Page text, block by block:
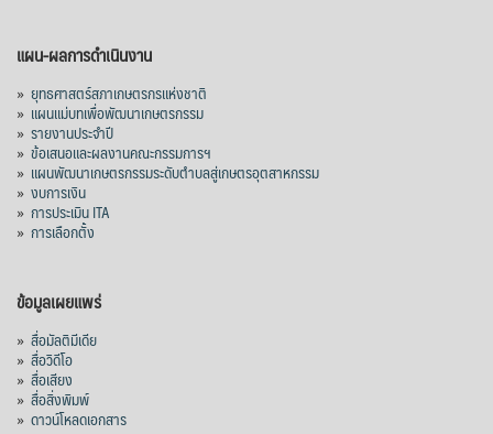
แผน-ผลการดำเนินงาน
» ยุทธศาสตร์สภาเกษตรกรแห่งชาติ
» แผนแม่บทเพื่อพัฒนาเกษตรกรรม
» รายงานประจำปี
» ข้อเสนอและผลงานคณะกรรมการฯ
» แผนพัฒนาเกษตรกรรมระดับตำบลสู่เกษตรอุตสาหกรรม
» งบการเงิน
» การประเมิน ITA
» การเลือกตั้ง
ข้อมูลเผยแพร่
» สื่อมัลติมีเดีย
» สื่อวิดีโอ
» สื่อเสียง
» สื่อสิ่งพิมพ์
» ดาวน์โหลดเอกสาร